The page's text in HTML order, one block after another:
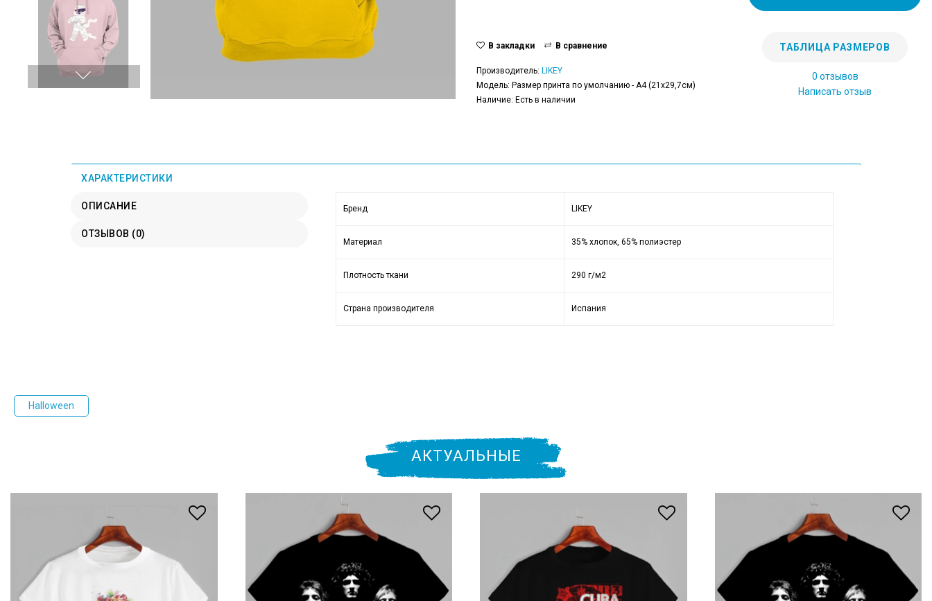
В закладки В сравнение
Производитель: LIKEY
Модель: Размер принта по умолчанию - А4 (21x29,7см)
Наличие: Есть в наличии
ТАБЛИЦА РАЗМЕРОВ
0 отзывов
Написать отзыв
ХАРАКТЕРИСТИКИ
ОПИСАНИЕ
ОТЗЫВОВ (0)
Бренд LIKEY
Материал 35% хлопок, 65% полиэстер
Плотность ткани 290 г/м2
Страна производителя Испания
Halloween
АКТУАЛЬНЫЕ